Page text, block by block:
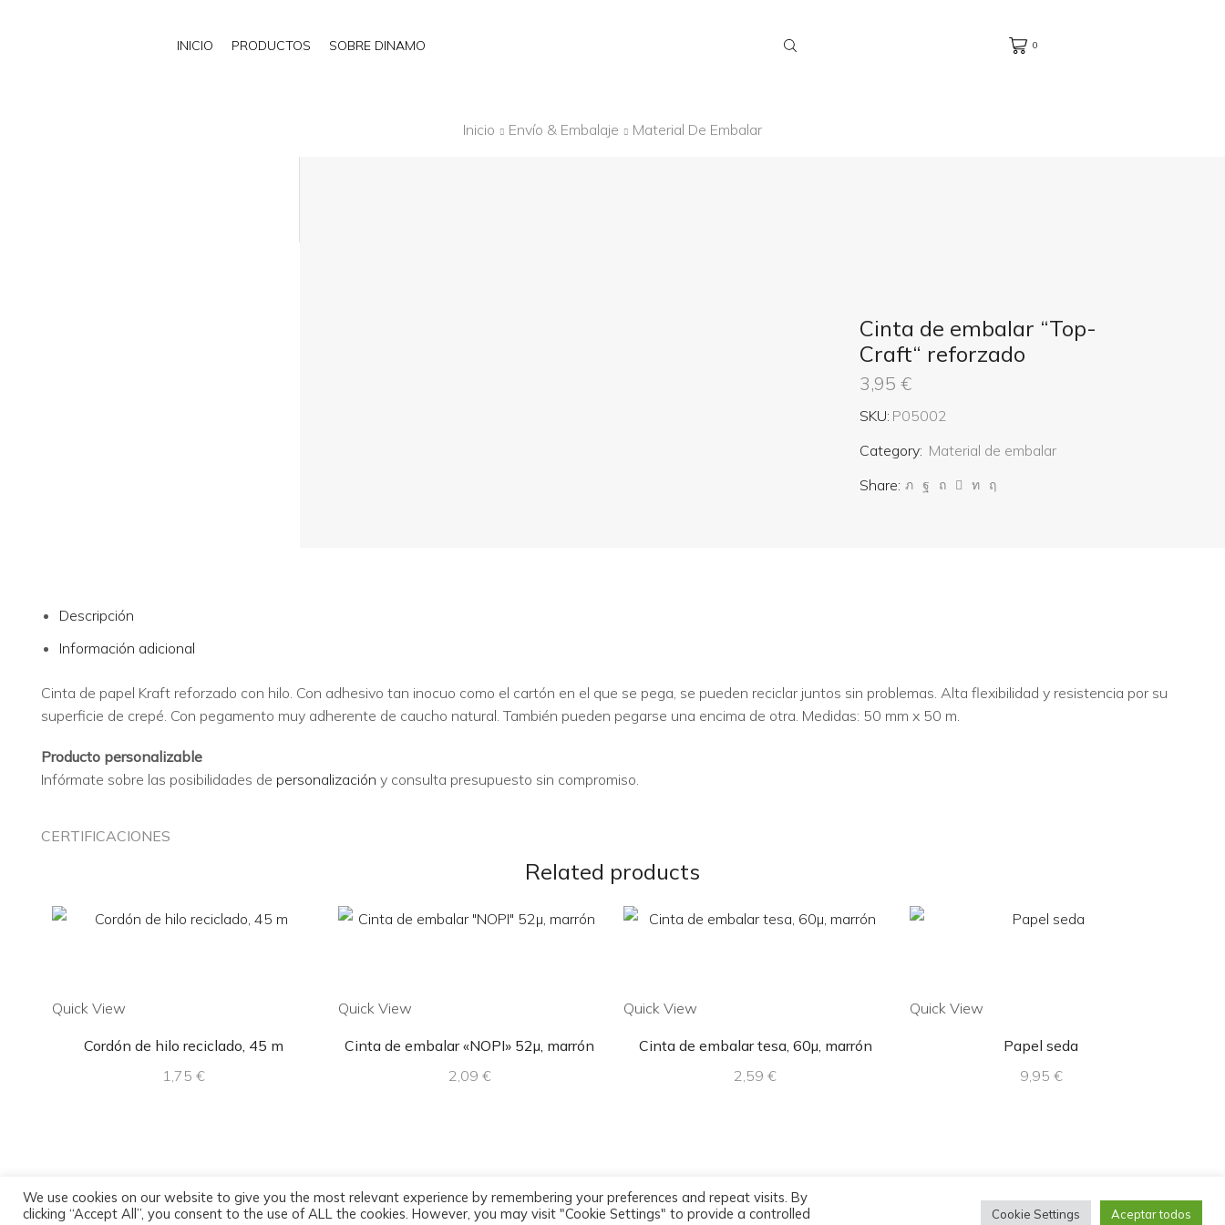
INICIO PRODUCTOS SOBRE DINAMO 0
Inicio Envío & Embalaje Material De Embalar
Cinta de embalar “Top-
Craft“ reforzado
3,95 €
SKU: P05002
Category: Material de embalar
Share:
Descripción
Información adicional
Cinta de papel Kraft reforzado con hilo. Con adhesivo tan inocuo como el cartón en el que se pega, se pueden reciclar juntos sin problemas. Alta flexibilidad y resistencia por su
superficie de crepé. Con pegamento muy adherente de caucho natural. También pueden pegarse una encima de otra. Medidas: 50 mm x 50 m.
Producto personalizable
Infórmate sobre las posibilidades de personalización y consulta presupuesto sin compromiso.
CERTIFICACIONES
Related products
Quick View
Cordón de hilo reciclado, 45 m
1,75€
Quick View
Cinta de embalar «NOPI» 52µ, marrón
2,09 €
Quick View
Cinta de embalar tesa, 60µ, marrón
2,59€
Quick View
Papel seda
9,95 €
We use cookies on our website to give you the most relevant experience by remembering your preferences and repeat visits. By
clicking “Accept All”, you consent to the use of ALL the cookies. However, you may visit "Cookie Settings" to provide a controlled
Cookie Settings Aceptar todos